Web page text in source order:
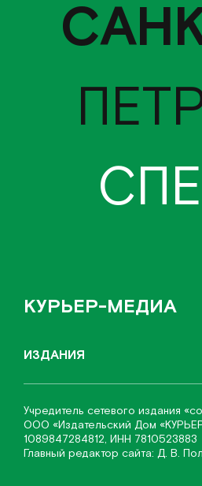
КУРЬЕР-МЕДИА
ИЗДАНИЯ
Учредитель сетевого издания
ООО «Издательский Дом
1089847284812, ИНН 7810523883
Главный редактор сайта: Д. В.